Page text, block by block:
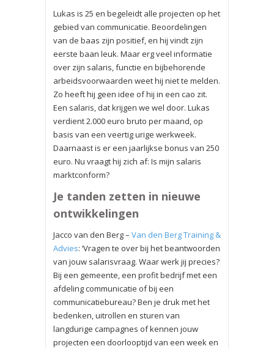
Lukas is 25 en begeleidt alle projecten op het
gebied van communicatie. Beoordelingen
van de baas zijn positief, en hij vindt zijn
eerste baan leuk. Maar erg veel informatie
over zijn salaris, functie en bijbehorende
arbeidsvoorwaarden weet hij niet te melden.
Zo heeft hij geen idee of hij in een cao zit.
Een salaris, dat krijgen we wel door. Lukas
verdient 2.000 euro bruto per maand, op
basis van een veertig urige werkweek.
Daarnaast is er een jaarlijkse bonus van 250
euro. Nu vraagt hij zich af: Is mijn salaris
marktconform?
Je tanden zetten in nieuwe
ontwikkelingen
Jacco van den Berg – Van den Berg Training &
Advies: ‘Vragen te over bij het beantwoorden
van jouw salarisvraag. Waar werk jij precies?
Bij een gemeente, een profit bedrijf met een
afdeling communicatie of bij een
communicatiebureau? Ben je druk met het
bedenken, uitrollen en sturen van
langdurige campagnes of kennen jouw
projecten een doorlooptijd van een week en